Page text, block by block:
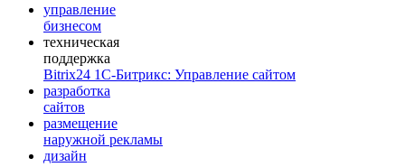
управление
бизнесом
техническая
поддержка
Bitrix24 1С-Битрикс: Управление сайтом
разработка
сайтов
размещение
наружной рекламы
дизайн